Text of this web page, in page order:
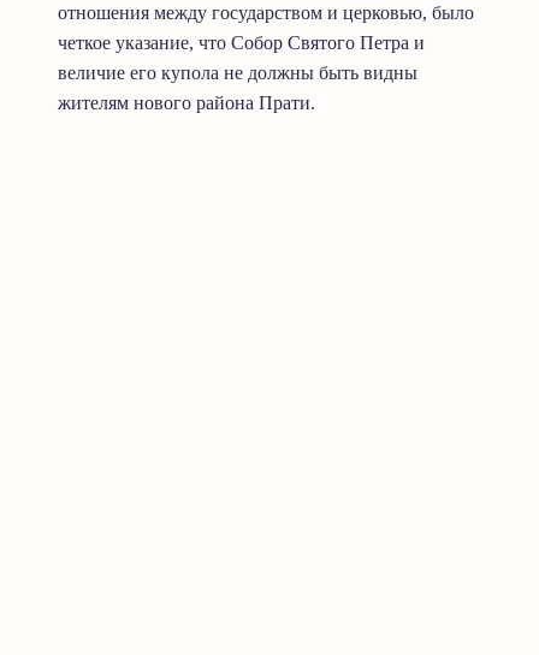
отношения между государством и церковью, было
четкое указание, что Собор Святого Петра и
величие его купола не должны быть видны
жителям нового района Прати.